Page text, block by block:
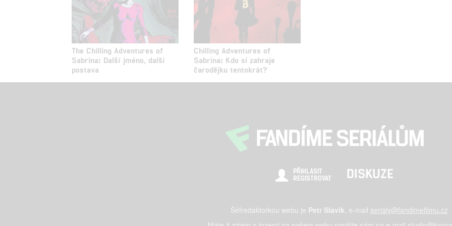
The Chilling Adventures of
Sabrina: Další jméno, další
postava
Chilling Adventures of
Sabrina: Kdo si zahraje
čarodějku tentokrát?
PŘIHLÁSIT
REGISTROVAT
DISKUZE
Šéfredaktorkou webu je Petr Slavík , e-mail serialy@fandimefilmu.cz